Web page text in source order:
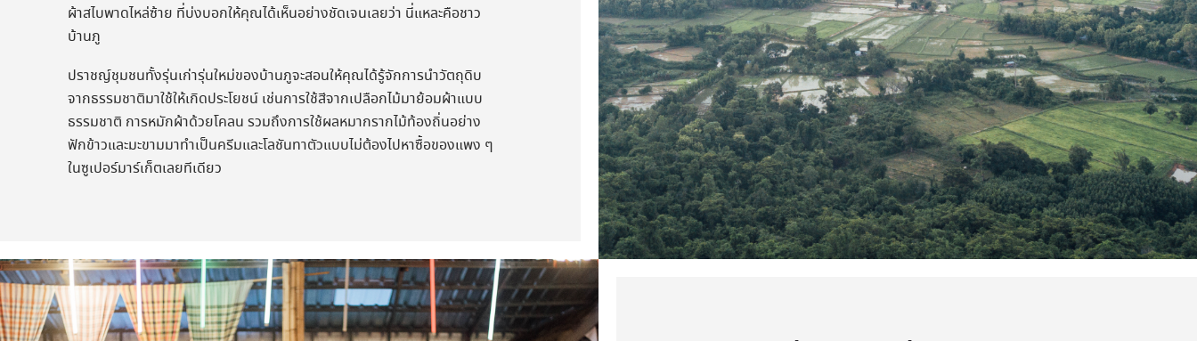
ผ้าสไบพาดไหล่ซ้าย ที่บ่งบอกให้คุณได้เห็นอย่างชัดเจนเลยว่า นี่แหละคือชาว
บ้านภู
ปราชญ์ชุมชนทั้งรุ่นเก่ารุ่นใหม่ของบ้านภูจะสอนให้คุณได้รู้จักการนำวัตถุดิบ
จากธรรมชาติมาใช้ให้เกิดประโยชน์ เช่นการใช้สีจากเปลือกไม้มาย้อมผ้าแบบ
ธรรมชาติ การหมักผ้าด้วยโคลน รวมถึงการใช้ผลหมากรากไม้ท้องถิ่นอย่าง
ฟักข้าวและมะขามมาทำเป็นครีมและโลชันทาตัวแบบไม่ต้องไปหาซื้อของแพง ๆ
ในซูเปอร์มาร์เก็ตเลยทีเดียว